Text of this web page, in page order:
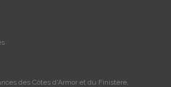
des Côtes d'Armor et du Finistère,